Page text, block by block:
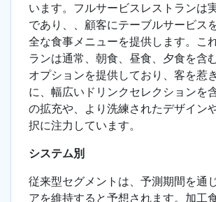
います。フルサービスレストランは
であり、、顧客にテーブルサービス
全な食事メニューを提供します。こ
ランは通常、朝食、昼食、夕食を含
オプションを提供しており、客を惹
に、幅広いドリンクセレクションを
の拡充や、より洗練されたデザイン
択に注力しています。
システム別
従来型セグメントは、予測期間を通
アを維持すると予想されます。加工